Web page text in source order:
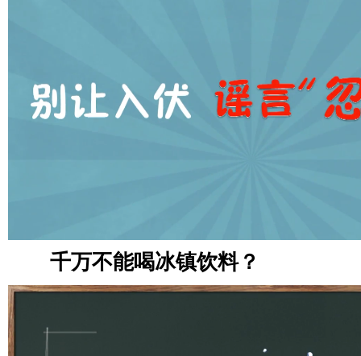
千万不能喝冰镇饮料？